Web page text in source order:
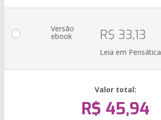
Versão
ebook R$ 33,13
Leia em Pensática
Valor total:
R$ 45,94